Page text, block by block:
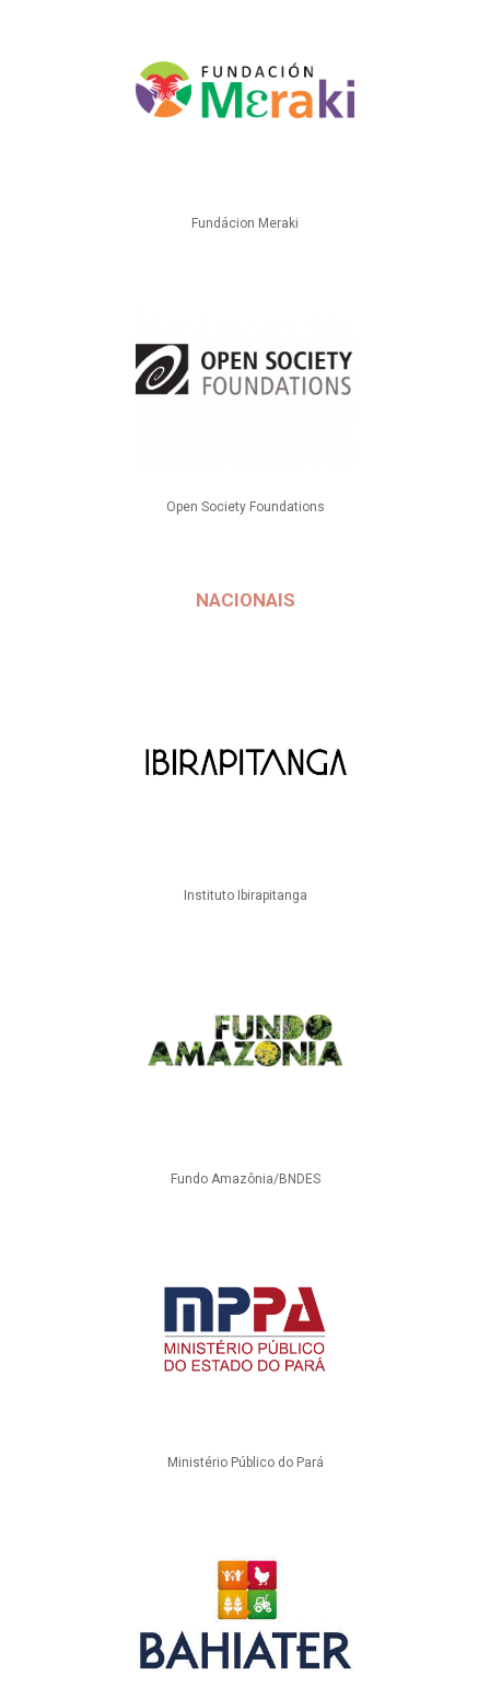
Fundácion Meraki
Open Society Foundations
NACIONAIS
Instituto Ibirapitanga
Fundo Amazônia/BNDES
Ministério Público do Pará